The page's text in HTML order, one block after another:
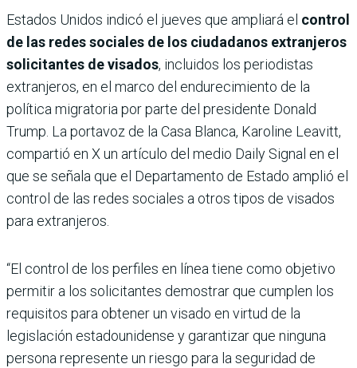
Estados Unidos indicó el jueves que ampliará el control
de las redes sociales de los ciudadanos extranjeros
solicitantes de visados, incluidos los periodistas
extranjeros, en el marco del endurecimiento de la
política migratoria por parte del presidente Donald
Trump. La portavoz de la Casa Blanca, Karoline Leavitt,
compartió en X un artículo del medio Daily Signal en el
que se señala que el Departamento de Estado amplió el
control de las redes sociales a otros tipos de visados
para extranjeros.
“El control de los perfiles en línea tiene como objetivo
permitir a los solicitantes demostrar que cumplen los
requisitos para obtener un visado en virtud de la
legislación estadounidense y garantizar que ninguna
persona represente un riesgo para la seguridad de